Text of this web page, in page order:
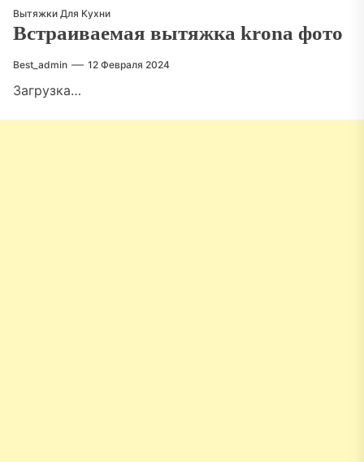
Вытяжки Для Кухни
Встраиваемая вытяжка krona фото
Best_admin 12 Февраля 2024
Загрузка…